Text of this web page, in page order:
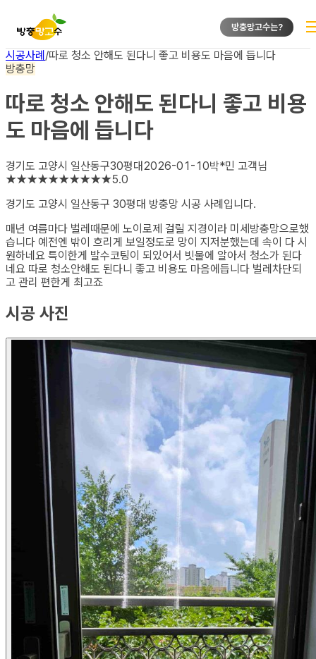
방충망고수는?
시공사례/따로 청소 안해도 된다니 좋고 비용도 마음에 듭니다
방충망
따로 청소 안해도 된다니 좋고 비용
도 마음에 듭니다
경기도 고양시 일산동구30평대2026-01-10박*민 고객님
★★★★★★★★★★5.0
경기도 고양시 일산동구 30평대 방충망 시공 사례입니다.
매년 여름마다 벌레때문에 노이로제 걸릴 지경이라 미세방충망으로했
습니다 예전엔 밖이 흐리게 보일정도로 망이 지저분했는데 속이 다 시
원하네요 특이한게 발수코팅이 되있어서 빗물에 알아서 청소가 된다
네요 따로 청소안해도 된다니 좋고 비용도 마음에듭니다 벌레차단되
고 관리 편한게 최고죠
시공 사진